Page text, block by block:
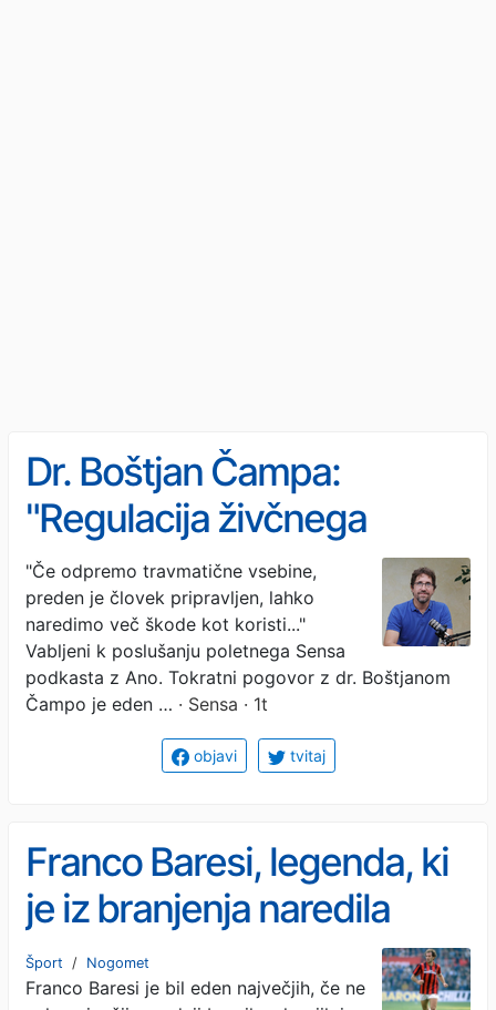
Dr. Boštjan Čampa:
"Regulacija živčnega
sistema ne pomeni, da
smo ves čas mirni."
"Če odpremo travmatične vsebine,
preden je človek pripravljen, lahko
naredimo več škode kot koristi..."
Vabljeni k poslušanju poletnega Sensa
podkasta z Ano. Tokratni pogovor z dr. Boštjanom
Čampo je eden … · Sensa · 1t
objavi tvitaj
Franco Baresi, legenda, ki
je iz branjenja naredila
umetnost
Šport / Nogomet
Franco Baresi je bil eden največjih, če ne